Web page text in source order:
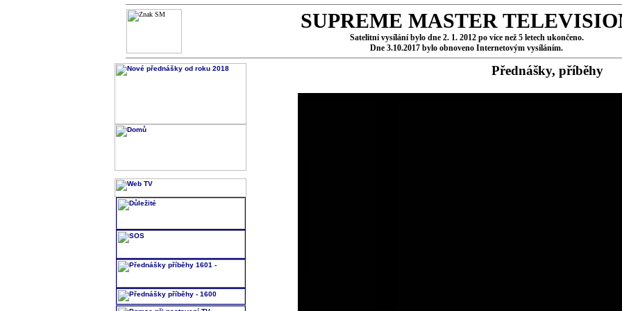
SUPREME MASTER
Satelitní vysílání bylo dne 2. 1. 2012 po více než 5 letech ukončeno.
Dne 3.10.2017 bylo obnoveno Internetovým vysíláním.
Přednášky, příběhy